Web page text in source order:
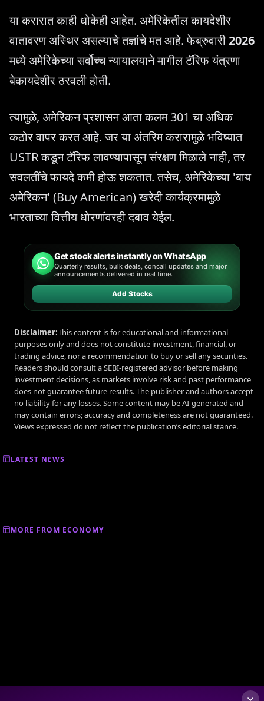
या करारात काही धोकेही आहेत. अमेरिकेतील कायदेशीर
वातावरण अस्थिर असल्याचे तज्ञांचे मत आहे. फेब्रुवारी2026
मध्ये अमेरिकेच्या सर्वोच्च न्यायालयाने मागील टॅरिफ यंत्रणा
बेकायदेशीर ठरवली होती.
त्यामुळे, अमेरिकन प्रशासन आता कलम 301 चा अधिक
कठोर वापर करत आहे. जर या अंतरिम करारामुळे भविष्यात
USTR कडून टॅरिफ लावण्यापासून संरक्षण मिळाले नाही, तर
सवलतींचे फायदे कमी होऊ शकतात. तसेच, अमेरिकेच्या 'बाय
अमेरिकन' (Buy American) खरेदी कार्यक्रमामुळे
भारताच्या वित्तीय धोरणांवरही दबाव येईल.
Get stock alerts instantly on WhatsApp
Quarterly results, bulk deals, concall updates and major
announcements delivered in real time.
Add Stocks
Disclaimer:This content is for educational and informational
purposes only and does not constitute investment, financial, or
trading advice, nor a recommendation to buy or sell any securities.
Readers should consult a SEBI-registered advisor before making
investment decisions, as markets involve risk and past performance
does not guarantee future results. The publisher and authors accept
no liability for any losses. Some content may be AI-generated and
may contain errors; accuracy and completeness are not guaranteed.
Views expressed do not reflect the publication’s editorial stance.
LATEST NEWS
MORE FROM ECONOMY